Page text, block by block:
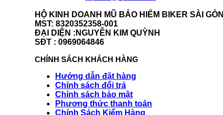
HỘ KINH DOANH MŨ BẢO HIỂM BIKER SÀI GÒN
MST: 8320352358-001
ĐẠI DIỆN :NGUYỄN KIM QUỲNH
SĐT : 0969064846
CHÍNH SÁCH KHÁCH HÀNG
Hướng dẫn đặt hàng
Chính sách đổi trả
Chính sách bảo mật
Phương thức thanh toán
Chính Sách Kiểm Hàng